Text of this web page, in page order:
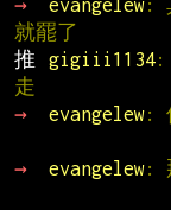
→
evangelew:
就罷了
推
gigiii1134:
走
→
evangelew:
→
evangelew: